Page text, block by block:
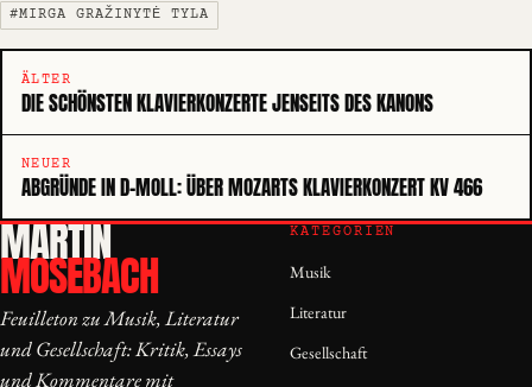
#MIRGA GRAŽINYTĖ TYLA
ÄLTER
DIE SCHÖNSTEN KLAVIERKONZERTE JENSEITS DES KANONS
NEUER
ABGRÜNDE IN D-MOLL: ÜBER MOZARTS KLAVIERKONZERT KV 466
MARTIN
MOSEBACH
Feuilleton zu Musik, Literatur
und Gesellschaft: Kritik, Essays
und Kommentare mit
KATEGORIEN
Musik
Literatur
Gesellschaft